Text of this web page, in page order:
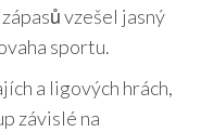
vzešel jasný
sportu.
a ligových hrách,
závislé na